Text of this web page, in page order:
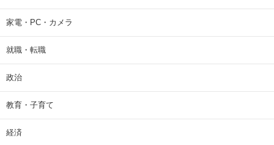
家電・PC・カメラ
就職・転職
政治
教育・子育て
経済